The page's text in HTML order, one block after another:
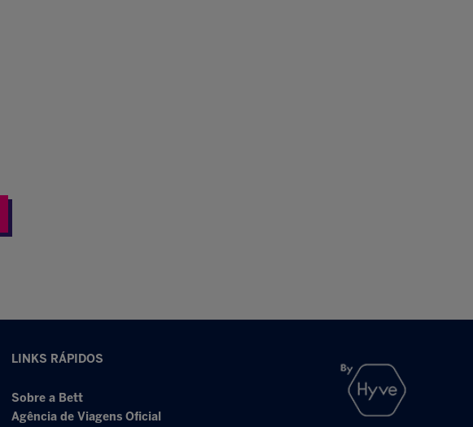
LINKS RÁPIDOS
Sobre a Bett
Agência de Viagens Oficial